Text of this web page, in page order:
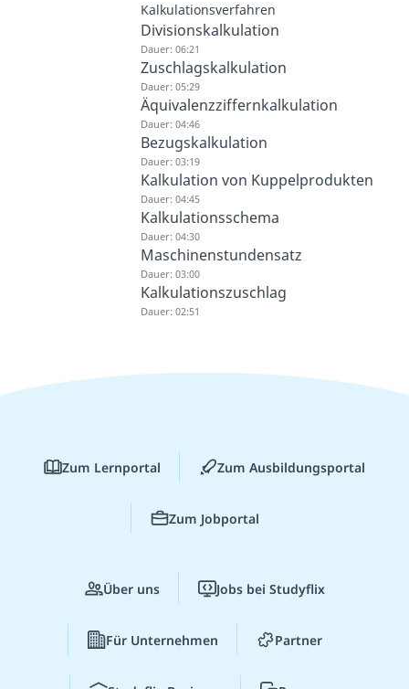
Kalkulationsverfahren
Divisionskalkulation
Dauer: 06:21
Zuschlagskalkulation
Dauer: 05:29
Äquivalenzziffernkalkulation
Dauer: 04:46
Bezugskalkulation
Dauer: 03:19
Kalkulation von Kuppelprodukten
Dauer: 04:45
Kalkulationsschema
Dauer: 04:30
Maschinenstundensatz
Dauer: 03:00
Kalkulationszuschlag
Dauer: 02:51
Zum Lernportal Zum Ausbildungsportal
Zum Jobportal
Über uns Jobs bei Studyflix
Für Unternehmen Partner